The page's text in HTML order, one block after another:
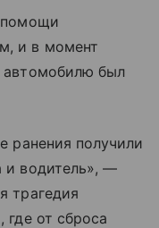
помощи
и в момент
автомобилю был
ранения получили
и водитель», —
трагедия
где от сброса